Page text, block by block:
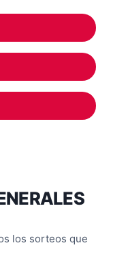
los sorteos que